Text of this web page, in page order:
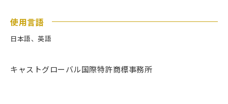
使用言語
日本語、英語
キャストグローバル国際特許商標事務所